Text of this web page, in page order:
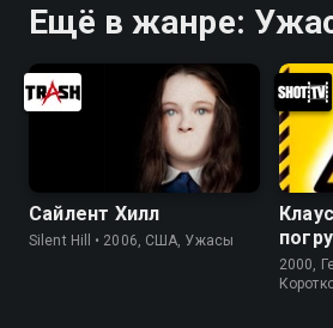
Ещё в жанре:
Сайлент Хилл
Silent Hill • 2006, США, Ужасы
2000,